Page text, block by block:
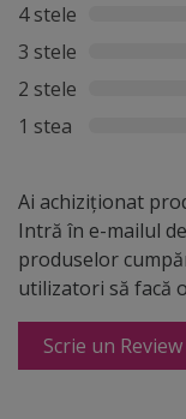
4 stele
3 stele
2 stele
1 stea
Ai achiziționat
Intră în e-mailul
produselor
utilizatori să facă
Scrie un Review